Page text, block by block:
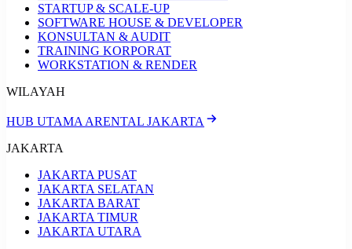
STARTUP & SCALE-UP
SOFTWARE HOUSE & DEVELOPER
KONSULTAN & AUDIT
TRAINING KORPORAT
WORKSTATION & RENDER
WILAYAH
HUB UTAMA ARENTAL JAKARTA
JAKARTA
JAKARTA PUSAT
JAKARTA SELATAN
JAKARTA BARAT
JAKARTA TIMUR
JAKARTA UTARA